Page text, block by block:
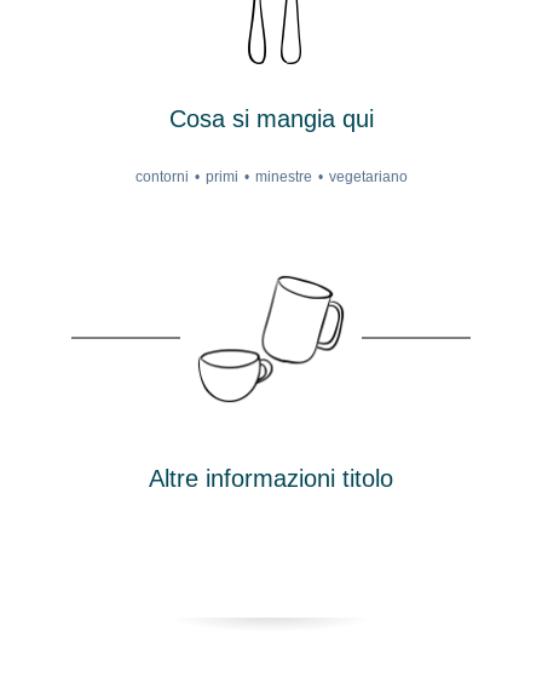
Cosa si mangia qui
contorni primi minestre vegetariano
Altre informazioni titolo